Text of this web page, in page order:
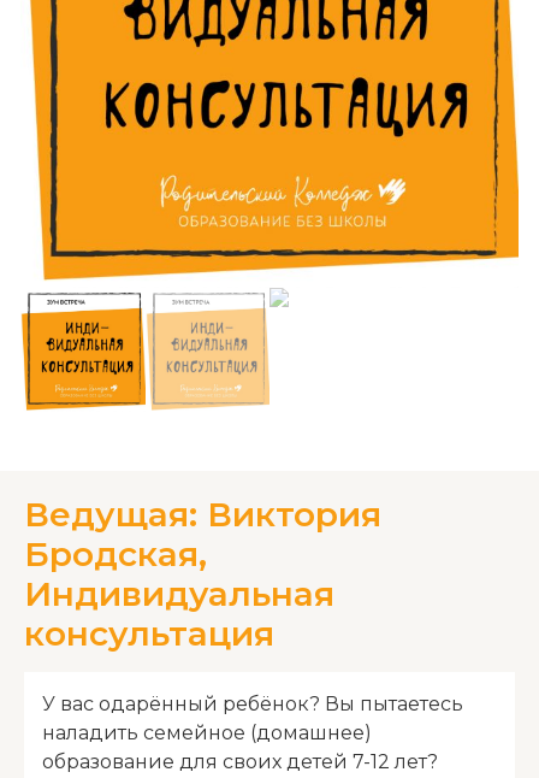
Ведущая: Виктория
Бродская,
Индивидуальная
консультация
У вас одарённый ребёнок? Вы пытаетесь
наладить семейное (домашнее)
образование для своих детей 7-12 лет?